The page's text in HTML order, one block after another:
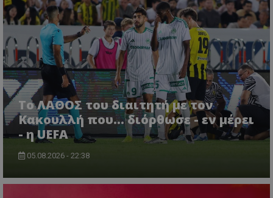
Το ΛΑΘΟΣ του διαιτητή με τον
Κακουλλή που... διόρθωσε - εν μέρει
- η UEFA
05.08.2026 - 22:38